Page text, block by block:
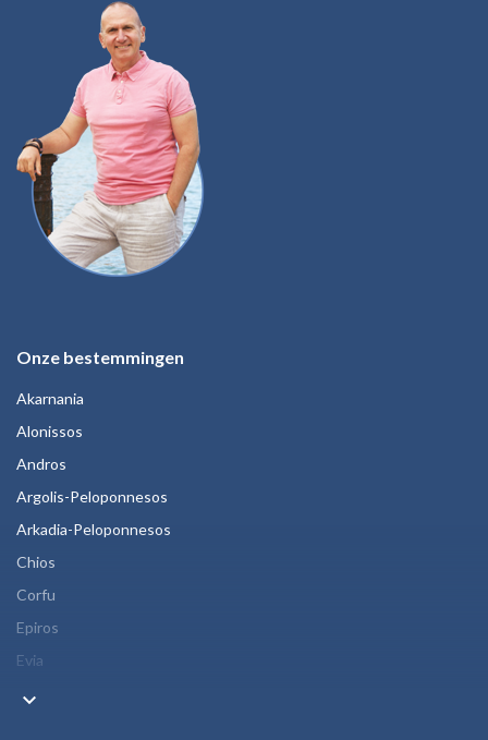
Onze bestemmingen
Akarnania
Alonissos
Andros
Argolis-Peloponnesos
Arkadia-Peloponnesos
Chios
Corfu
Epiros
Evia
keyboard_arrow_down